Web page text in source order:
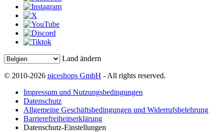
Land ändern
© 2010-2026 niceshops GmbH - All rights reserved.
Impressum und Nutzungsbedingungen
Datenschutz
Allgemeine Geschäftsbedingungen und Widerrufsbelehrung
Barrierefreiheitserklärung
Datenschutz-Einstellungen